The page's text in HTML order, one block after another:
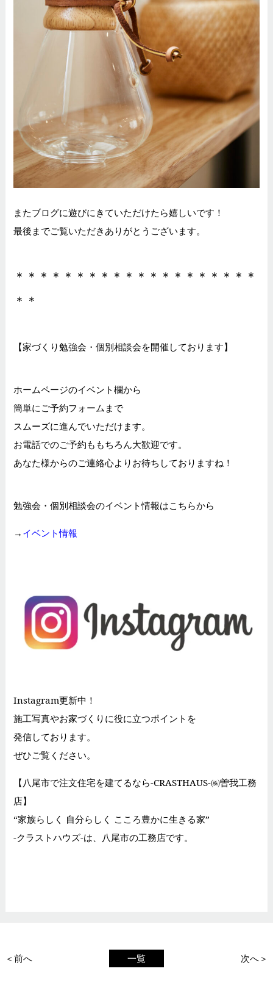
またブログに遊びにきていただけたら嬉しいです！
最後までご覧いただきありがとうございます。
＊＊＊＊＊＊＊＊＊＊＊＊＊＊＊＊＊＊＊＊
＊＊
【家づくり勉強会・個別相談会を開催しております】
ホームページのイベント欄から
簡単にご予約フォームまで
スムーズに進んでいただけます。
お電話でのご予約ももちろん大歓迎です。
あなた様からのご連絡心よりお待ちしておりますね！
勉強会・個別相談会のイベント情報はこちらから
→ イベント情報
Instagram更新中！
施工写真やお家づくりに役に立つポイントを
発信しております。
ぜひご覧ください。
【八尾市で注文住宅を建てるなら-CRASTHAUS-㈱曽我工務
店】
“家族らしく 自分らしく こころ豊かに生きる家”
-クラストハウズ-は、八尾市の工務店です。
一覧
＜前へ 次へ＞